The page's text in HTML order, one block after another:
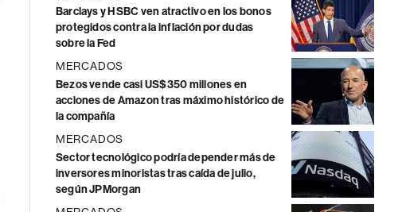
Barclays y HSBC ven atractivo en los bonos
protegidos contra la inflación por dudas
sobre la Fed
MERCADOS
Bezos vende casi US$350 millones en
acciones de Amazon tras máximo histórico de
la compañía
MERCADOS
Sector tecnológico podría depender más de
inversores minoristas tras caída de julio,
según JPMorgan